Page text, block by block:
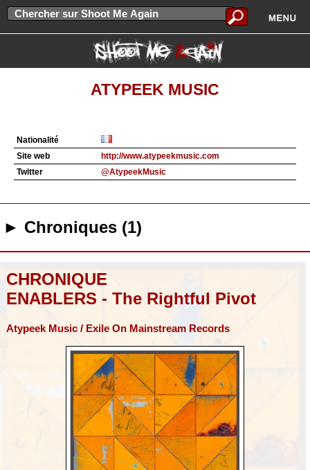
ATYPEEK MUSIC
Nationalité
Site web
http://www.atypeekmusic.com
Twitter
@AtypeekMusic
► Chroniques (1)
CHRONIQUE
ENABLERS - The Rightful Pivot
Atypeek Music / Exile On Mainstream Records